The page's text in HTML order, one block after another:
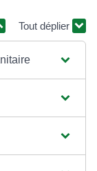
Tout déplier